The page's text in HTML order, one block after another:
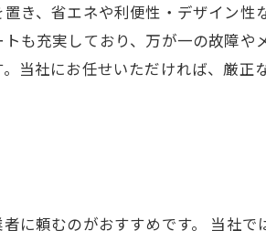
き、省エネや利便性・デザイン性な
も充実しており、万が一の故障や
当社にお任せいただければ、厳正
に頼むのがおすすめです。 当社で